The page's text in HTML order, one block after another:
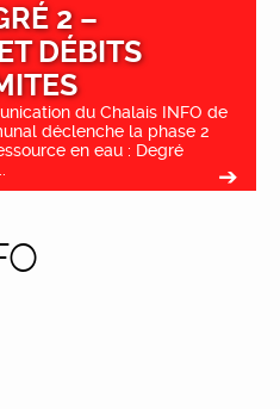
2 –
DÉBITS
du Chalais INFO de
déclenche la phase 2
en eau : Degré